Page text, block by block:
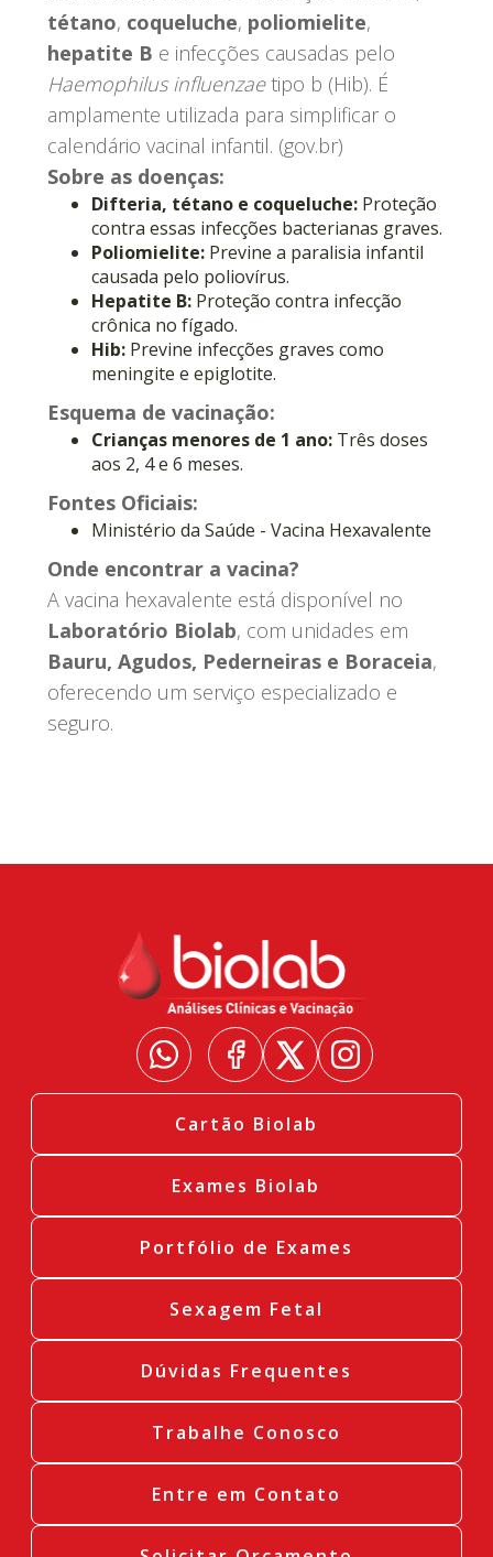
tétano, coqueluche, poliomielite,
hepatite B e infecções causadas pelo
Haemophilus influenzaetipo b (Hib). É
amplamente utilizada para simplificar o
calendário vacinal infantil. (gov.br)
Sobre as doenças:
Difteria, tétano e coqueluche: Proteção
contra essas infecções bacterianas graves.
Poliomielite: Previne a paralisia infantil
causada pelo poliovírus.
Hepatite B: Proteção contra infecção
crônica no fígado.
Hib: Previne infecções graves como
meningite e epiglotite.
Esquema de vacinação:
Crianças menores de 1 ano: Três doses
aos 2, 4 e 6 meses.
Fontes Oficiais:
Ministério da Saúde - Vacina Hexavalente
Onde encontrar a vacina?
A vacina hexavalente está disponível no
Laboratório Biolab, com unidades em
Bauru, Agudos, Pederneiras e Boraceia,
oferecendo um serviço especializado e
seguro.
Cartão Biolab
Exames Biolab
Portfólio de Exames
Sexagem Fetal
Dúvidas Frequentes
Trabalhe Conosco
Entre em Contato